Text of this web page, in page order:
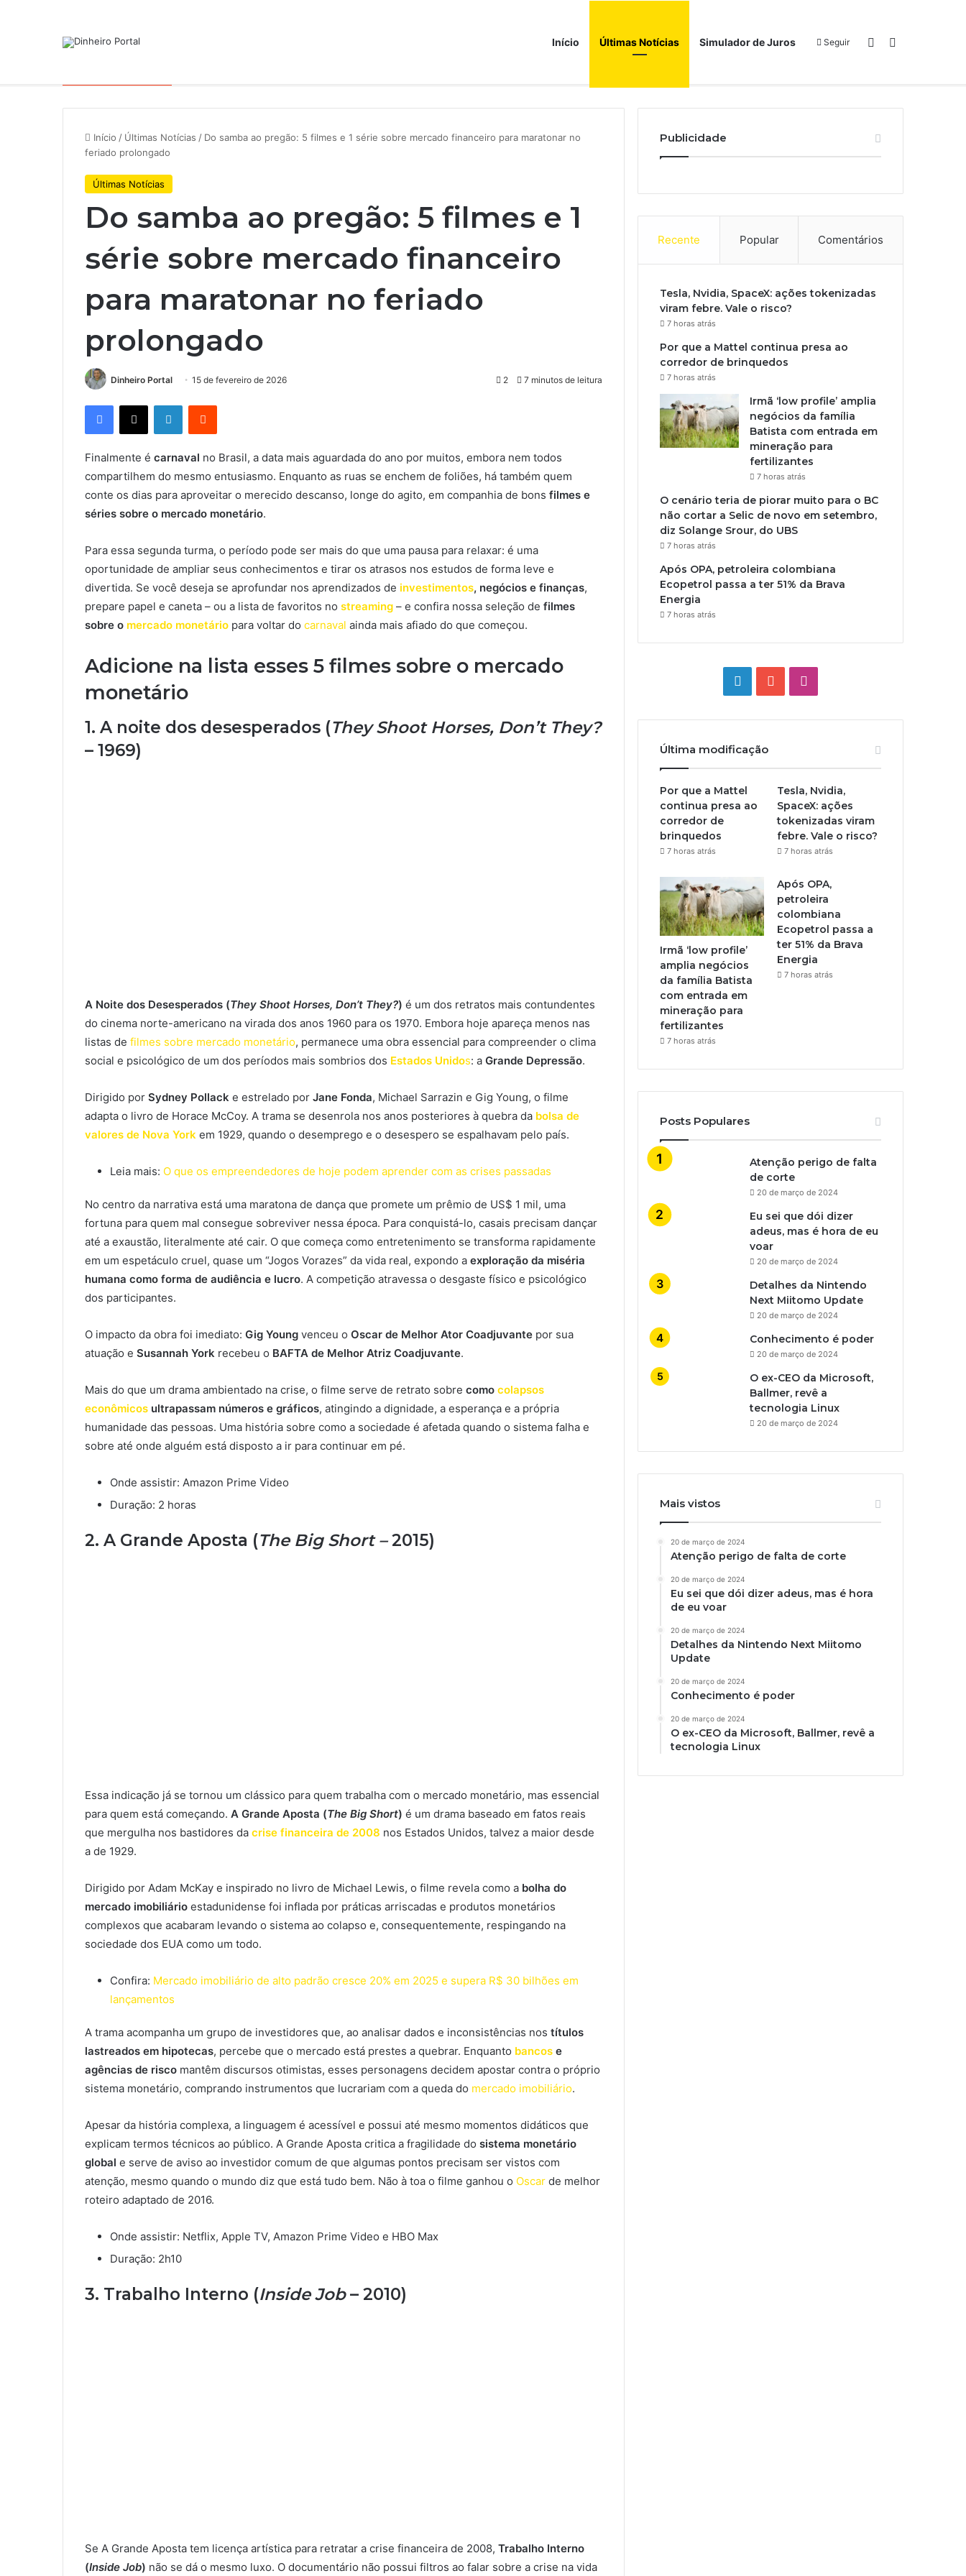
Início Últimas Notícias Simulador de Juros Seguir Switch skin
Início / Últimas Notícias / Do samba ao pregão: 5 filmes e 1 série sobre mercado financeiro para maratonar no
feriado prolongado
Últimas Notícias
Do samba ao pregão: 5 filmes e 1
série sobre mercado financeiro
para maratonar no feriado
prolongado
Dinheiro Portal 15 de fevereiro de 2026 2 7 minutos de leitura
Facebook
X LinkedinReddit
Finalmente é carnaval no Brasil, a data mais aguardada do ano por muitos, embora nem todos
compartilhem do mesmo entusiasmo. Enquanto as ruas se enchem de foliões, há também quem
conte os dias para aproveitar o merecido descanso, longe do agito, em companhia de bons filmes e
séries sobre o mercado monetário.
Para essa segunda turma, o período pode ser mais do que uma pausa para relaxar: é uma
oportunidade de ampliar seus conhecimentos e tirar os atrasos nos estudos de forma leve e
divertida. Se você deseja se aprofundar nos aprendizados de investimentos, negócios e finanças,
prepare papel e caneta – ou a lista de favoritos no streaming – e confira nossa seleção de filmes
sobre o mercado monetário para voltar do carnaval ainda mais afiado do que começou.
Adicione na lista esses 5 filmes sobre o mercado
monetário
1. A noite dos desesperados (They Shoot Horses, Don’t They?
– 1969)
A Noite dos Desesperados (They Shoot Horses, Don’t They?) é um dos retratos mais contundentes
do cinema norte-americano na virada dos anos 1960 para os 1970. Embora hoje apareça menos nas
listas de filmes sobre mercado monetário, permanece uma obra essencial para compreender o clima
social e psicológico de um dos períodos mais sombrios dos Estados Unidos: a Grande Depressão.
Dirigido por Sydney Pollack e estrelado por Jane Fonda, Michael Sarrazin e Gig Young, o filme
adapta o livro de Horace McCoy. A trama se desenrola nos anos posteriores à quebra da bolsa de
valores de Nova York em 1929, quando o desemprego e o desespero se espalhavam pelo país.
Leia mais: O que os empreendedores de hoje podem aprender com as crises passadas
No centro da narrativa está uma maratona de dança que promete um prêmio de US$ 1 mil, uma
fortuna para quem mal consegue sobreviver nessa época. Para conquistá-lo, casais precisam dançar
até a exaustão, literalmente até cair. O que começa como entretenimento se transforma rapidamente
em um espetáculo cruel, quase um “Jogos Vorazes” da vida real, expondo a exploração da miséria
humana como forma de audiência e lucro. A competição atravessa o desgaste físico e psicológico
dos participantes.
O impacto da obra foi imediato: Gig Young venceu o Oscar de Melhor Ator Coadjuvante por sua
atuação e Susannah York recebeu o BAFTA de Melhor Atriz Coadjuvante.
Mais do que um drama ambientado na crise, o filme serve de retrato sobre como colapsos
econômicos ultrapassam números e gráficos, atingindo a dignidade, a esperança e a própria
humanidade das pessoas. Uma história sobre como a sociedade é afetada quando o sistema falha e
sobre até onde alguém está disposto a ir para continuar em pé.
Onde assistir: Amazon Prime Video
Duração: 2 horas
2. A Grande Aposta (The Big Short –2015)
Essa indicação já se tornou um clássico para quem trabalha com o mercado monetário, mas essencial
para quem está começando. A Grande Aposta (The Big Short) é um drama baseado em fatos reais
que mergulha nos bastidores da crise financeira de 2008 nos Estados Unidos, talvez a maior desde
a de 1929.
Dirigido por Adam McKay e inspirado no livro de Michael Lewis, o filme revela como a bolha do
mercado imobiliário estadunidense foi inflada por práticas arriscadas e produtos monetários
complexos que acabaram levando o sistema ao colapso e, consequentemente, respingando na
sociedade dos EUA como um todo.
Confira: Mercado imobiliário de alto padrão cresce 20% em 2025 e supera R$ 30 bilhões em
lançamentos
A trama acompanha um grupo de investidores que, ao analisar dados e inconsistências nos títulos
lastreados em hipotecas, percebe que o mercado está prestes a quebrar. Enquanto bancos e
agências de risco mantêm discursos otimistas, esses personagens decidem apostar contra o próprio
sistema monetário, comprando instrumentos que lucrariam com a queda do mercado imobiliário.
Apesar da história complexa, a linguagem é acessível e possui até mesmo momentos didáticos que
explicam termos técnicos ao público. A Grande Aposta critica a fragilidade do sistema monetário
global e serve de aviso ao investidor comum de que algumas pontos precisam ser vistos com
atenção, mesmo quando o mundo diz que está tudo bem. Não à toa o filme ganhou o Oscar de melhor
roteiro adaptado de 2016.
Onde assistir: Netflix, Apple TV, Amazon Prime Video e HBO Max
Duração: 2h10
3. Trabalho Interno (Inside Job– 2010)
Se A Grande Aposta tem licença artística para retratar a crise financeira de 2008, Trabalho Interno
(Inside Job) não se dá o mesmo luxo. O documentário não possui filtros ao falar sobre a crise na vida
Publicidade
Recente Popular Comentários
Tesla, Nvidia, SpaceX: ações tokenizadas
viram febre. Vale o risco?
7 horas atrás
Por que a Mattel continua presa ao
corredor de brinquedos
7 horas atrás
Irmã ‘low profile’ amplia
negócios da família
Batista com entrada em
mineração para
fertilizantes
7 horas atrás
O cenário teria de piorar muito para o BC
não cortar a Selic de novo em setembro,
diz Solange Srour, do UBS
7 horas atrás
Após OPA, petroleira colombiana
Ecopetrol passa a ter 51% da Brava
Energia
7 horas atrás
LinkedinYouTube
Última modificação
Por que a Mattel
continua presa ao
corredor de
brinquedos
7 horas atrás
Tesla, Nvidia,
SpaceX: ações
tokenizadas viram
febre. Vale o risco?
7 horas atrás
Irmã ‘low profile’
amplia negócios
da família Batista
com entrada em
mineração para
fertilizantes
7 horas atrás
Após OPA,
petroleira
colombiana
Ecopetrol passa a
ter 51% da Brava
Energia
7 horas atrás
Posts Populares
Atenção perigo de falta
de corte
20 de março de 2024
Eu sei que dói dizer
adeus, mas é hora de eu
voar
20 de março de 2024
Detalhes da Nintendo
Next Miitomo Update
20 de março de 2024
Conhecimento é poder
20 de março de 2024
O ex-CEO da Microsoft,
Ballmer, revê a
tecnologia Linux
20 de março de 2024
Mais vistos
20 de março de 2024
Atenção perigo de falta de corte
20 de março de 2024
Eu sei que dói dizer adeus, mas é hora
de eu voar
20 de março de 2024
Detalhes da Nintendo Next Miitomo
Update
20 de março de 2024
Conhecimento é poder
20 de março de 2024
O ex-CEO da Microsoft, Ballmer, revê a
tecnologia Linux